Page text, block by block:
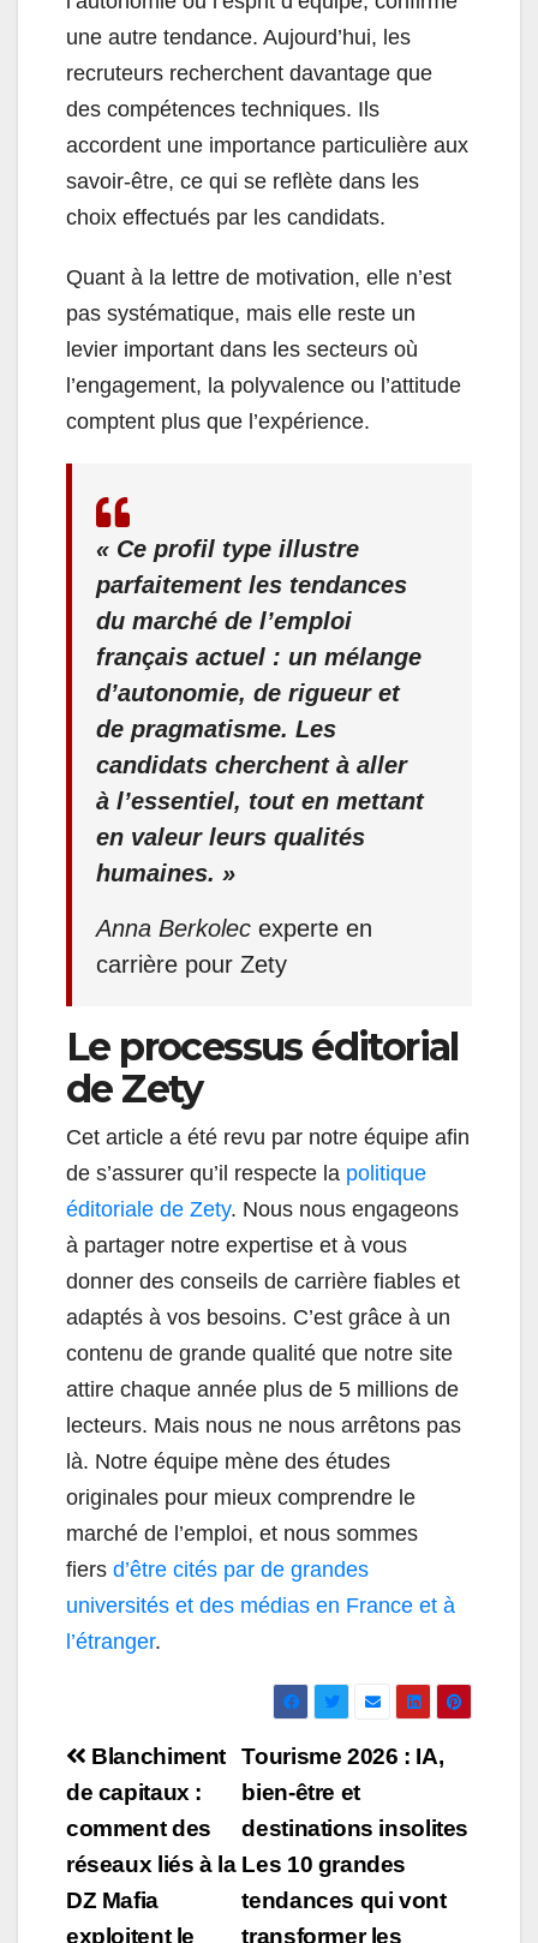
une autre tendance. Aujourd’hui, les
recruteurs recherchent davantage que
des compétences techniques. Ils
accordent une importance particulière aux
savoir‑être, ce qui se reflète dans les
choix effectués par les candidats.
Quant à la lettre de motivation, elle n’est
pas systématique, mais elle reste un
levier important dans les secteurs où
l’engagement, la polyvalence ou l’attitude
comptent plus que l’expérience.
« Ce profil type illustre
parfaitement les tendances
du marché de l’emploi
français actuel : un mélange
d’autonomie, de rigueur et
de pragmatisme. Les
candidats cherchent à aller
à l’essentiel, tout en mettant
en valeur leurs qualités
humaines. »
Anna Berkolec experte en
carrière pour Zety
Le processus éditorial
de Zety
Cet article a été revu par notre équipe afin
de s’assurer qu’il respecte la politique
éditoriale de Zety. Nous nous engageons
à partager notre expertise et à vous
donner des conseils de carrière fiables et
adaptés à vos besoins. C’est grâce à un
contenu de grande qualité que notre site
attire chaque année plus de 5 millions de
lecteurs. Mais nous ne nous arrêtons pas
là. Notre équipe mène des études
originales pour mieux comprendre le
marché de l’emploi, et nous sommes
fiers d’être cités par de grandes
universités et des médias en France et à
l’étranger.
Navigation
de
l’article
Tourisme 2026 : IA,
bien-être et
destinations insolites
Les 10 grandes
tendances qui vont
transformer les
Blanchiment
de capitaux :
comment des
réseaux liés à la
DZ Mafia
exploitent le